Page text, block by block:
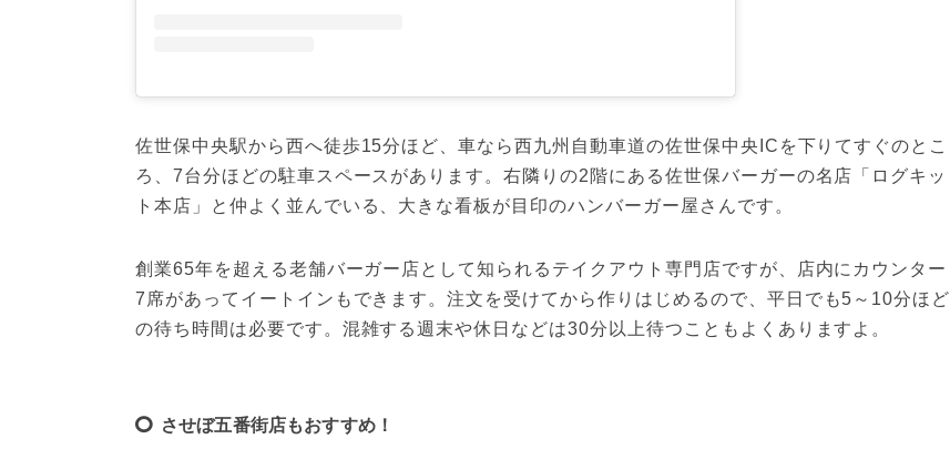
佐世保中央駅から西へ徒歩15分ほど、車なら西九州自動車道の佐世保中央ICを下りてすぐのとこ
ろ、7台分ほどの駐車スペースがあります。右隣りの2階にある佐世保バーガーの名店「ログキッ
創業65年を超える老舗バーガー店として知られるテイクアウト専門店ですが、店内にカウンター
7席があってイートインもできます。注文を受けてから作りはじめるので、平日でも5～10分ほど
の待ち時間は必要です。混雑する週末や休日などは30分以上待つこともよくありますよ。
させぼ五番街店もおすすめ！